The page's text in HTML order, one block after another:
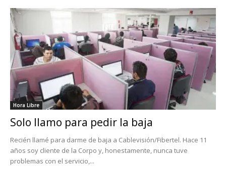
Hora Libre
Solo llamo para pedir la baja
Recién llamé para darme de baja a Cablevisión/Fibertel. Hace 11
años soy cliente de la Corpo y, honestamente, nunca tuve
problemas con el servicio,...